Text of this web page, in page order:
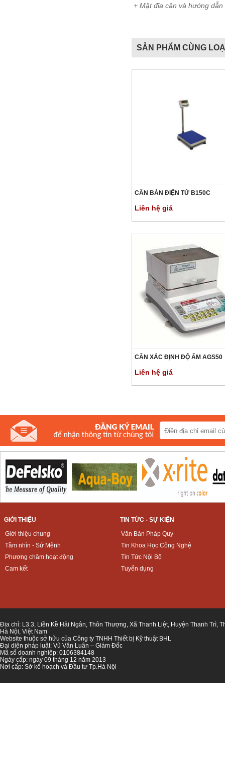
+ Mặt đĩa cân và hướng
SẢN PHẨM CÙNG
CÂN BÀN ĐIỆN TỬ B150C
Liên hệ giá
CÂN XÁC ĐỊNH ĐỘ ẨM AGS50
Liên hệ giá
GIỚI THIỆU
Giới thiệu chung
Tầm nhìn - Sứ Mệnh
Phương châm hoạt động
Cam kết
TIN TỨC - SỰ KIỆN
Văn Bản Pháp Quy
Tin Khoa Học Công Nghệ
Tin Tức Nội Bộ
Tuyển dụng
Địa chỉ: L3.3, Liền Kề Hải Ngân, Thôn Thượng, Xã Thanh Liệt, Huyện Thanh Trì,
Hà Nội, Việt Nam
Website thuộc sở hữu của Công ty TNHH Thiết bị Kỹ thuật BHL
Đại diện pháp luật: Vũ Văn Luân – Giám Đốc
Mã số doanh nghiệp: 0106384148
Ngày cấp: ngày 09 tháng 12 năm 2013
Nơi cấp: Sở kế hoạch và Đầu tư Tp.Hà Nội